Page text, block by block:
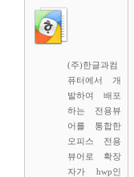
(주)한글과컴
퓨터에서 개
발하여 배포
하는 전용뷰
어를 통합한
오피스 전용
뷰어로 확장
자가 hwp인